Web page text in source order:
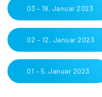
03 – 19. Januar 2023
02 – 12. Januar 2023
01 – 5. Januar 2023